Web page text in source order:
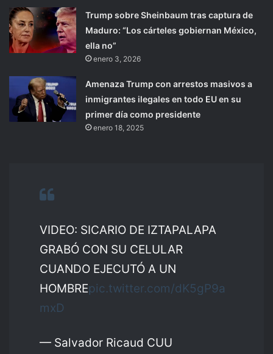
Trump sobre Sheinbaum tras captura de
Maduro: “Los cárteles gobiernan México,
ella no”
enero 3, 2026
Amenaza Trump con arrestos masivos a
inmigrantes ilegales en todo EU en su
primer día como presidente
enero 18, 2025
VIDEO: SICARIO DE IZTAPALAPA
GRABÓ CON SU CELULAR
CUANDO EJECUTÓ A UN
HOMBREpic.twitter.com/dK5gP9a
mxD
— Salvador Ricaud CUU